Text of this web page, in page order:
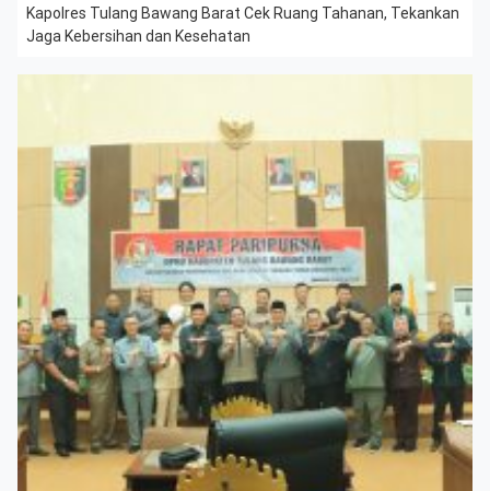
Kapolres Tulang Bawang Barat Cek Ruang Tahanan, Tekankan
Jaga Kebersihan dan Kesehatan